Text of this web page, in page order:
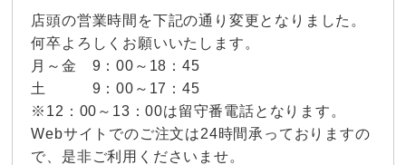
店頭の営業時間を下記の通り変更となりました。
何卒よろしくお願いいたします。
月～金 9：00～18：45
土 9：00～17：45
※12：00～13：00は留守番電話となります。
Webサイトでのご注文は24時間承っておりますの
で、是非ご利用くださいませ。